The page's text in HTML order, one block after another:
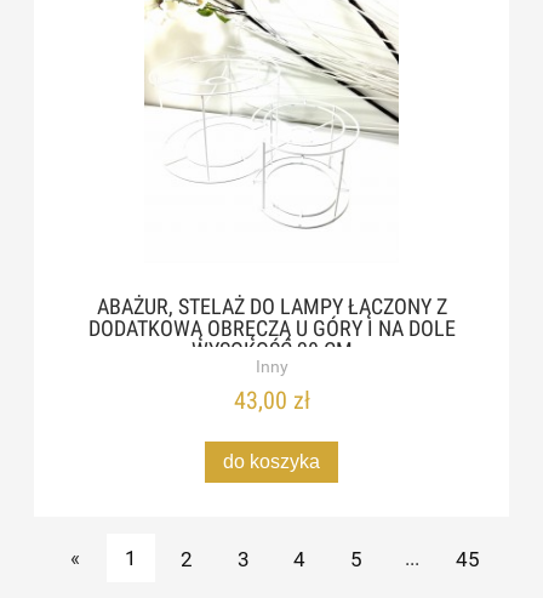
ABAŻUR, STELAŻ DO LAMPY ŁĄCZONY Z
DODATKOWĄ OBRĘCZĄ U GÓRY I NA DOLE
WYSOKOŚĆ 20 CM
Inny
43,00 zł
do koszyka
« 1 2 3 4 5 ... 45